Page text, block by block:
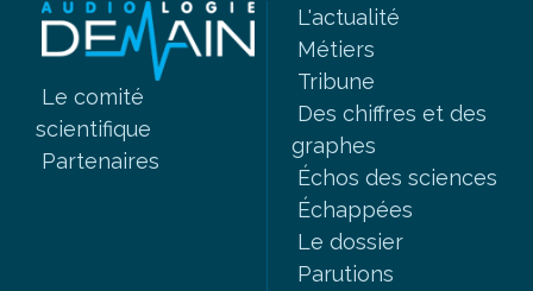
Le comité
scientifique
Partenaires
L'actualité
Métiers
Tribune
Des chiffres et des
graphes
Échos des sciences
Échappées
Le dossier
Parutions